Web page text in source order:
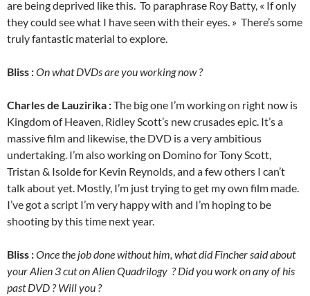
are being deprived like this. To paraphrase Roy Batty, « If only
they could see what I have seen with their eyes. » There’s some
truly fantastic material to explore.
Bliss :On what DVDs are you working now ?
Charles de Lauzirika :The big one I’m working on right now is
Kingdom of Heaven, Ridley Scott’s new crusades epic. It’s a
massive film and likewise, the DVD is a very ambitious
undertaking. I’m also working on Domino for Tony Scott,
Tristan & Isolde for Kevin Reynolds, and a few others I can’t
talk about yet. Mostly, I’m just trying to get my own film made.
I’ve got a script I’m very happy with and I’m hoping to be
shooting by this time next year.
Bliss :Once the job done without him, what did Fincher said about
your Alien 3 cut on Alien Quadrilogy ? Did you work on any of his
past DVD ? Will you ?